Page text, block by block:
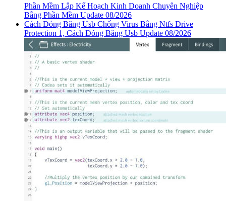
Phần Mềm Lập Kế Hoạch Kinh Doanh Chuyên Nghiệp
Bằng Phần Mềm Update 08/2026
Cách Đóng Băng Usb Chống Virus Bằng Ntfs Drive
Protection 1, Cách Đóng Băng Usb Update 08/2026